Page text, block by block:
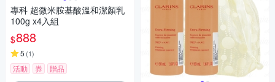
專科 超微米胺基酸溫和潔顏乳
100g x4入組
$888
5 (1)
活動 券 贈品